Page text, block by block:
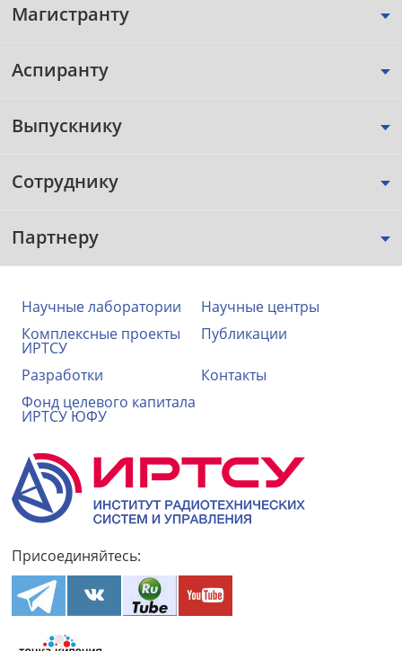
Магистранту
Аспиранту
Выпускнику
Сотруднику
Партнеру
Научные лаборатории
Научные центры
Комплексные проекты
ИРТСУ
Публикации
Разработки
Контакты
Фонд целевого капитала
ИРТСУ ЮФУ
Присоединяйтесь: